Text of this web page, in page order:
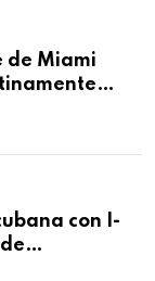
de Miami
con I-